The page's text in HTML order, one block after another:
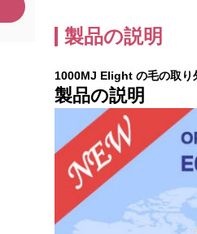
製品の説明
1000MJ Elight の毛の取り
製品の説明